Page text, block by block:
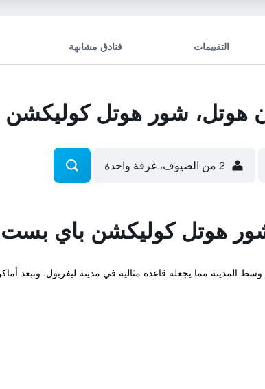
التقييمات فنادق مشابهة
هوتل، شور هوتل
2 من الضيوف، غرفة واحدة
هوتل كوليكشن باي